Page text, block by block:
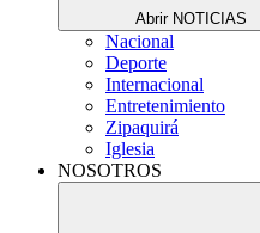
Abrir NOTICIAS
Nacional
Deporte
Internacional
Entretenimiento
Zipaquirá
Iglesia
NOSOTROS